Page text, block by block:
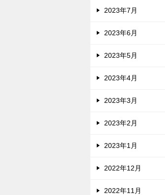
2023年7月
2023年6月
2023年5月
2023年4月
2023年3月
2023年2月
2023年1月
2022年12月
2022年11月